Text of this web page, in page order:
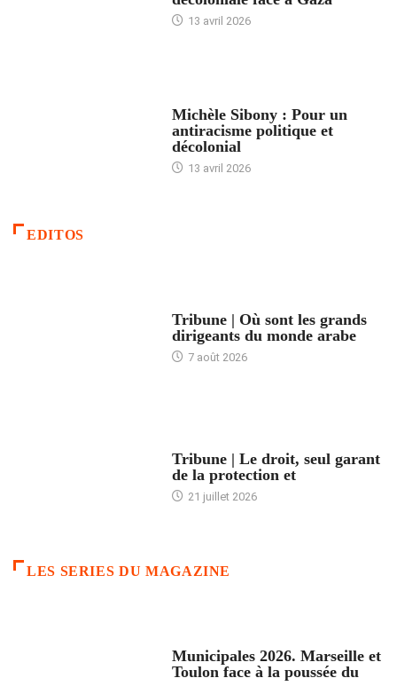
13 avril 2026
Michèle Sibony : Pour un
antiracisme politique et
décolonial
13 avril 2026
EDITOS
Tribune | Où sont les grands
dirigeants du monde arabe
7 août 2026
Tribune | Le droit, seul garant
de la protection et
21 juillet 2026
LES SERIES DU MAGAZINE
Municipales 2026. Marseille et
Toulon face à la poussée du